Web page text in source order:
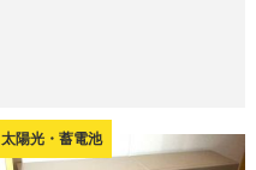
太陽光・蓄電池